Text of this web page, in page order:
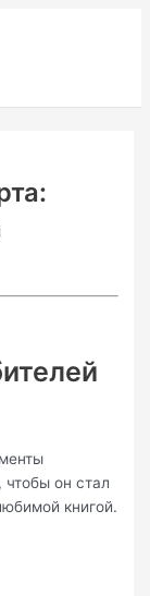
чтобы он стал
книгой.